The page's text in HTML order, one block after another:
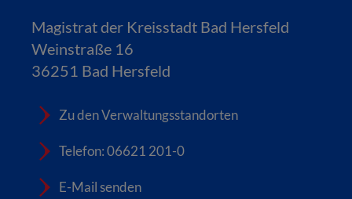
Magistrat der Kreisstadt Bad Hersfeld
Weinstraße 16
36251 Bad Hersfeld
Zu den Verwaltungsstandorten
Telefon: 06621 201-0
E-Mail senden